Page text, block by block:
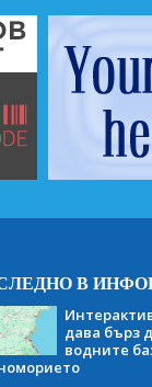
В
дава бърз
водните